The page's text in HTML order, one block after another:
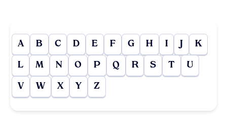
A B C D E F G H I J K
L M N O P Q R S T U
V W X Y Z